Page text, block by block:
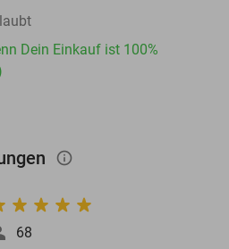
Dein Einkauf ist 100%
info_outlined
68